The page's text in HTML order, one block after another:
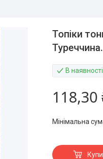
Топіки
В наявності
118,30
Мінімальна